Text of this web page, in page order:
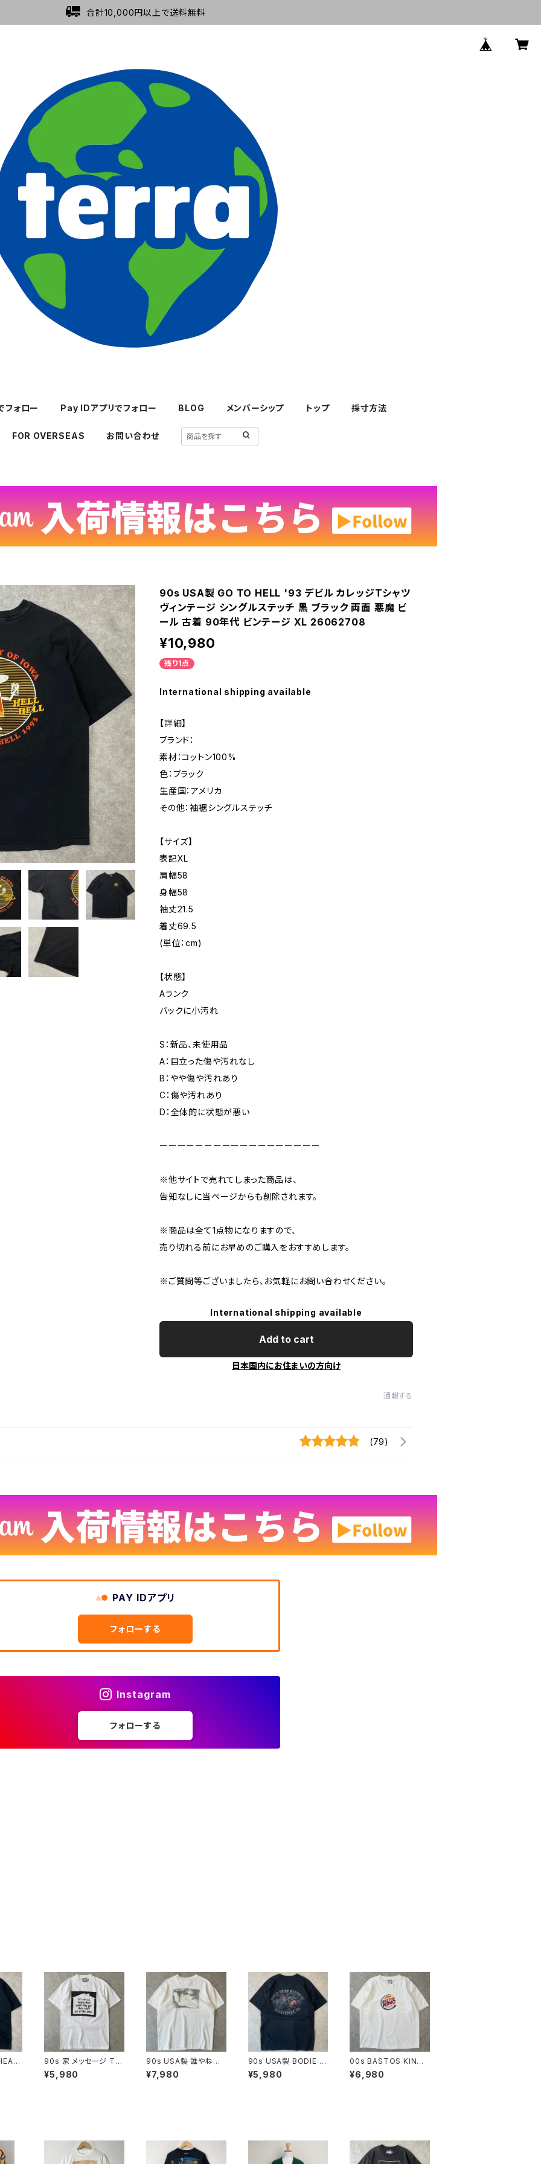
合計10,000円以上で送料無料
ォロー Pay IDアプリでフォロー BLOG メンバーシップ トップ 採寸方法
FOR OVERSEAS お問い合わせ
90s USA製 GO TO HELL '93 デビル カレッジTシャツ
ヴィンテージ シングルステッチ 黒 ブラック 両面 悪魔 ビ
ール 古着 90年代 ビンテージ XL 26062708
¥10,980
残り1点
International shipping available
【詳細】
ブランド：
素材：コットン100%
色：ブラック
生産国：アメリカ
その他：袖裾シングルステッチ
【サイズ】
表記XL
肩幅58
身幅58
袖丈21.5
着丈69.5
(単位：cm)
【状態】
Aランク
バックに小汚れ
S：新品、未使用品
A：目立った傷や汚れなし
B：やや傷や汚れあり
C：傷や汚れあり
D：全体的に状態が悪い
ーーーーーーーーーーーーーーーーーー
※他サイトで売れてしまった商品は、
告知なしに当ページからも削除されます。
※商品は全て1点物になりますので、
売り切れる前にお早めのご購入をおすすめします。
※ご質問等ございましたら、お気軽にお問い合わせください。
International shipping available
Add to cart
日本国内にお住まいの方向け
通報する
(79)
PAY IDアプリ
フォローする
Instagram
フォローする
90s 家 メッセージ Tシ
ャツ ヴィンテージ シン
グルステッチ 古着 ジョ
¥5,980
90s USA製 誰やねんT
シャツ ヴィンテージ シ
ングルステッチ フォトプ
¥7,980
90s USA製 BODIE U
NION MINING CO. T
シャツ ヴィンテージ シ
¥5,980
00s BASTOS KING
バーガーキング パロデ
ィTシャツ 企業ロゴ ヴ
¥6,980